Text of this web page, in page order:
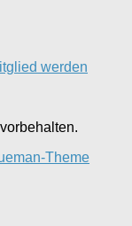
werden
Theme